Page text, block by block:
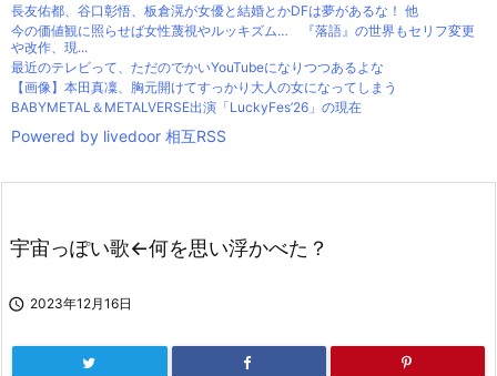
長友佑都、谷口彰悟、板倉滉が女優と結婚とかDFは夢があるな！ 他
今の価値観に照らせば女性蔑視やルッキズム… 『落語』の世界もセリフ変更
や改作、現...
最近のテレビって、ただのでかいYouTubeになりつつあるよな
【画像】本田真凜、胸元開けてすっかり大人の女になってしまう
BABYMETAL＆METALVERSE出演「LuckyFes’26」の現在
Powered by livedoor 相互RSS
宇宙っぽい歌←何を思い浮かべた？
 2023年12月16日